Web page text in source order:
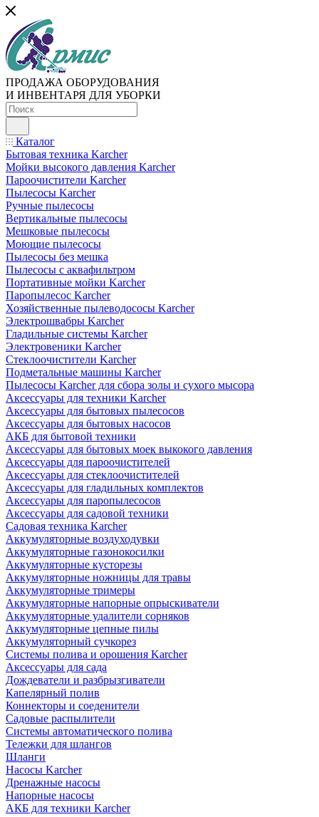
ПРОДАЖА ОБОРУДОВАНИЯ
И ИНВЕНТАРЯ ДЛЯ УБОРКИ
Каталог
Бытовая техника Karcher
Мойки высокого давления Karcher
Пароочистители Karcher
Пылесосы Karcher
Ручные пылесосы
Вертикальные пылесосы
Мешковые пылесосы
Моющие пылесосы
Пылесосы без мешка
Пылесосы с аквафильтром
Портативные мойки Karcher
Паропылесос Karcher
Хозяйственные пылеводососы Karcher
Электрошвабры Karcher
Гладильные системы Karcher
Электровеники Karcher
Стеклоочистители Karcher
Подметальные машины Karcher
Пылесосы Karcher для сбора золы и сухого мысора
Аксессуары для техники Karcher
Аксессуары для бытовых пылесосов
Аксессуары для бытовых насосов
АКБ для бытовой техники
Аксессуары для бытовых моек выкокого давления
Аксессуары для пароочистителей
Аксессуары для стеклоочистителей
Аксессуары для гладильных комплектов
Аксессуары для паропылесосов
Аксессуары для садовой техники
Садовая техника Karcher
Аккумуляторные воздуходувки
Аккумуляторные газонокосилки
Аккумуляторные кусторезы
Аккумуляторные ножницы для травы
Аккумуляторные тримеры
Аккумуляторные напорные опрыскиватели
Аккумуляторные удалители сорняков
Аккумуляторные цепные пилы
Аккумуляторный сучкорез
Системы полива и орошения Karcher
Аксессуары для сада
Дождеватели и разбрызгиватели
Капелярный полив
Коннекторы и соеденители
Садовые распылители
Системы автоматического полива
Тележки для шлангов
Шланги
Насосы Karcher
Дренажные насосы
Напорные насосы
АКБ для техники Karcher